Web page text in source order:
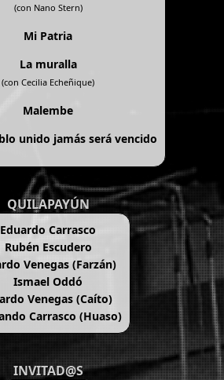
(con Nano Stern)
Mi Patria
La muralla
(con Cecilia Echeñique)
Malembe
unido jamás será vencido
QUILAPAYÚN
Eduardo Carrasco
Rubén Escudero
Venegas (Farzán)
Ismael Oddó
Venegas (Caíto)
Carrasco (Huaso)
INVITAD@S